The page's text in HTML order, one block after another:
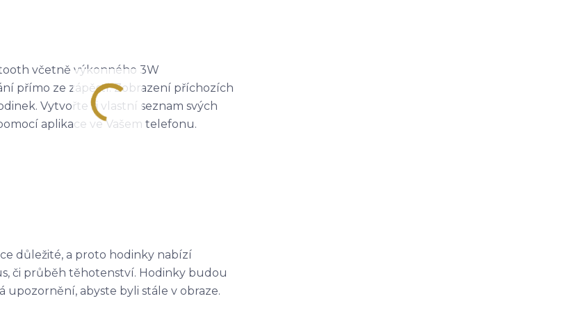
včetně výkonného 3W
přímo ze zápěstí. Zobrazení příchozích
Vytvořte si vlastní seznam svých
aplikace ve Vašem telefonu.
důležité, a proto hodinky nabízí
či průběh těhotenství. Hodinky budou
upozornění, abyste byli stále v obraze.